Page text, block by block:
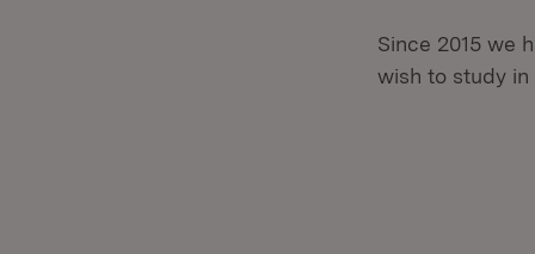
Since 2015 we
wish to study